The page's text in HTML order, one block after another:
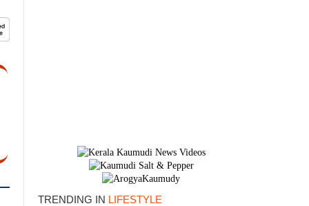
TRENDING IN LIFESTYLE